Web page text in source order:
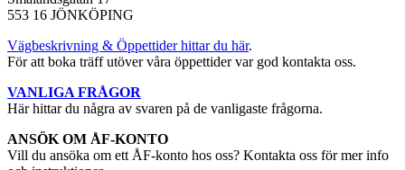
553 16 JÖNKÖPING
Vägbeskrivning & Öppettider hittar du här.
För att boka träff utöver våra öppettider var god kontakta oss.
VANLIGA FRÅGOR
Här hittar du några av svaren på de vanligaste frågorna.
ANSÖK OM ÅF-KONTO
Vill du ansöka om ett ÅF-konto hos oss? Kontakta oss för mer info